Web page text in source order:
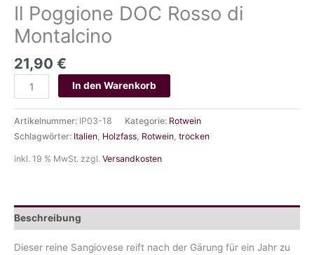
Il Poggione DOC Rosso di
Montalcino
21,90 €
Poggione
DOC
Rosso
di
Montalcino
In den Warenkorb
Artikelnummer: IP03-18 Kategorie: Rotwein
Schlagwörter: Italien, Holzfass, Rotwein, trocken
inkl. 19 % MwSt. zzgl. Versandkosten
Beschreibung
Dieser reine Sangiovese reift nach der Gärung für ein Jahr zu